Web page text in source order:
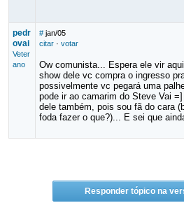
pedr
ovai
Veter
ano
# jan/05
citar· votar
Ow comunista... Espera ele vir
show dele vc compra o ingresso
possivelmente vc pegará uma
pode ir ao camarim do Steve Vai
dele também, pois sou fã do cara
foda fazer o que?)... E sei que
Responder tópico na